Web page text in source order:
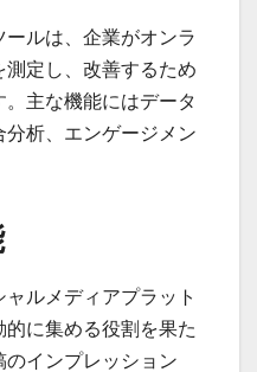
ルは、企業がオンラ
定し、改善するため
主な機能にはデータ
析、エンゲージメン
ルメディアプラット
に集める役割を果た
のインプレッション